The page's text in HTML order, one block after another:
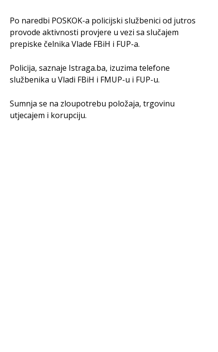
Po naredbi POSKOK-a policijski službenici od jutros
provode aktivnosti provjere u vezi sa slučajem
prepiske čelnika Vlade FBiH i FUP-a.
Policija, saznaje Istraga.ba, izuzima telefone
službenika u Vladi FBiH i FMUP-u i FUP-u.
Sumnja se na zloupotrebu položaja, trgovinu
utjecajem i korupciju.